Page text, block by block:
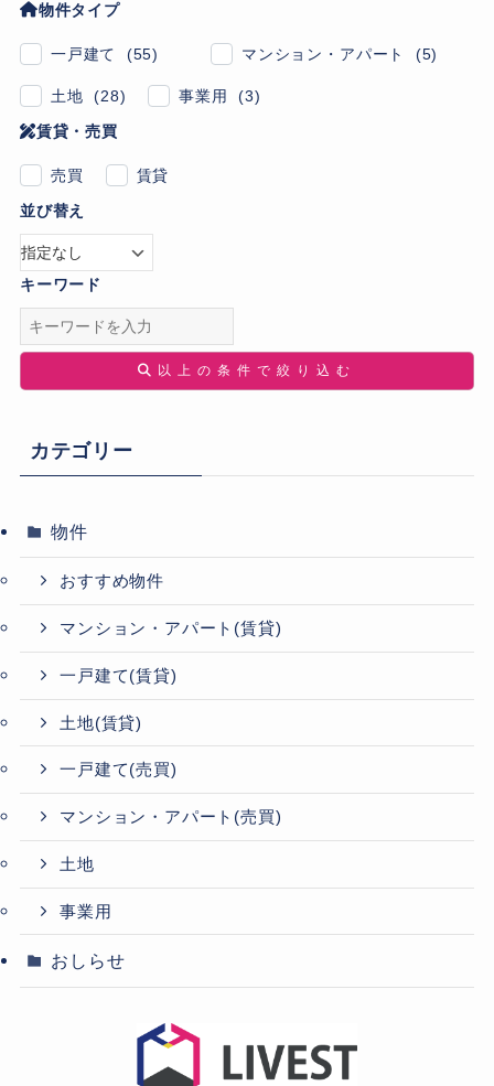
物件タイプ
一戸建て (55) マンション・アパート (5)
土地 (28) 事業用 (3)
賃貸・売買
売買 賃貸
並び替え
キーワード
以上の条件で絞り込む
カテゴリー
物件
おすすめ物件
マンション・アパート(賃貸)
一戸建て(賃貸)
土地(賃貸)
一戸建て(売買)
マンション・アパート(売買)
土地
事業用
おしらせ